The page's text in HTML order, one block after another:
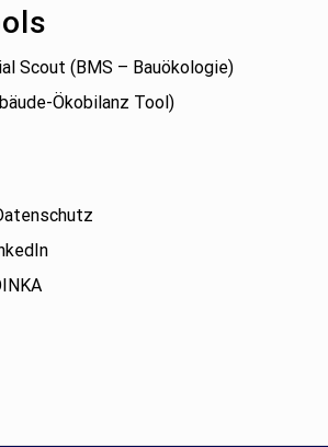
Scout (BMS – Bauökologie)
Ökobilanz Tool)